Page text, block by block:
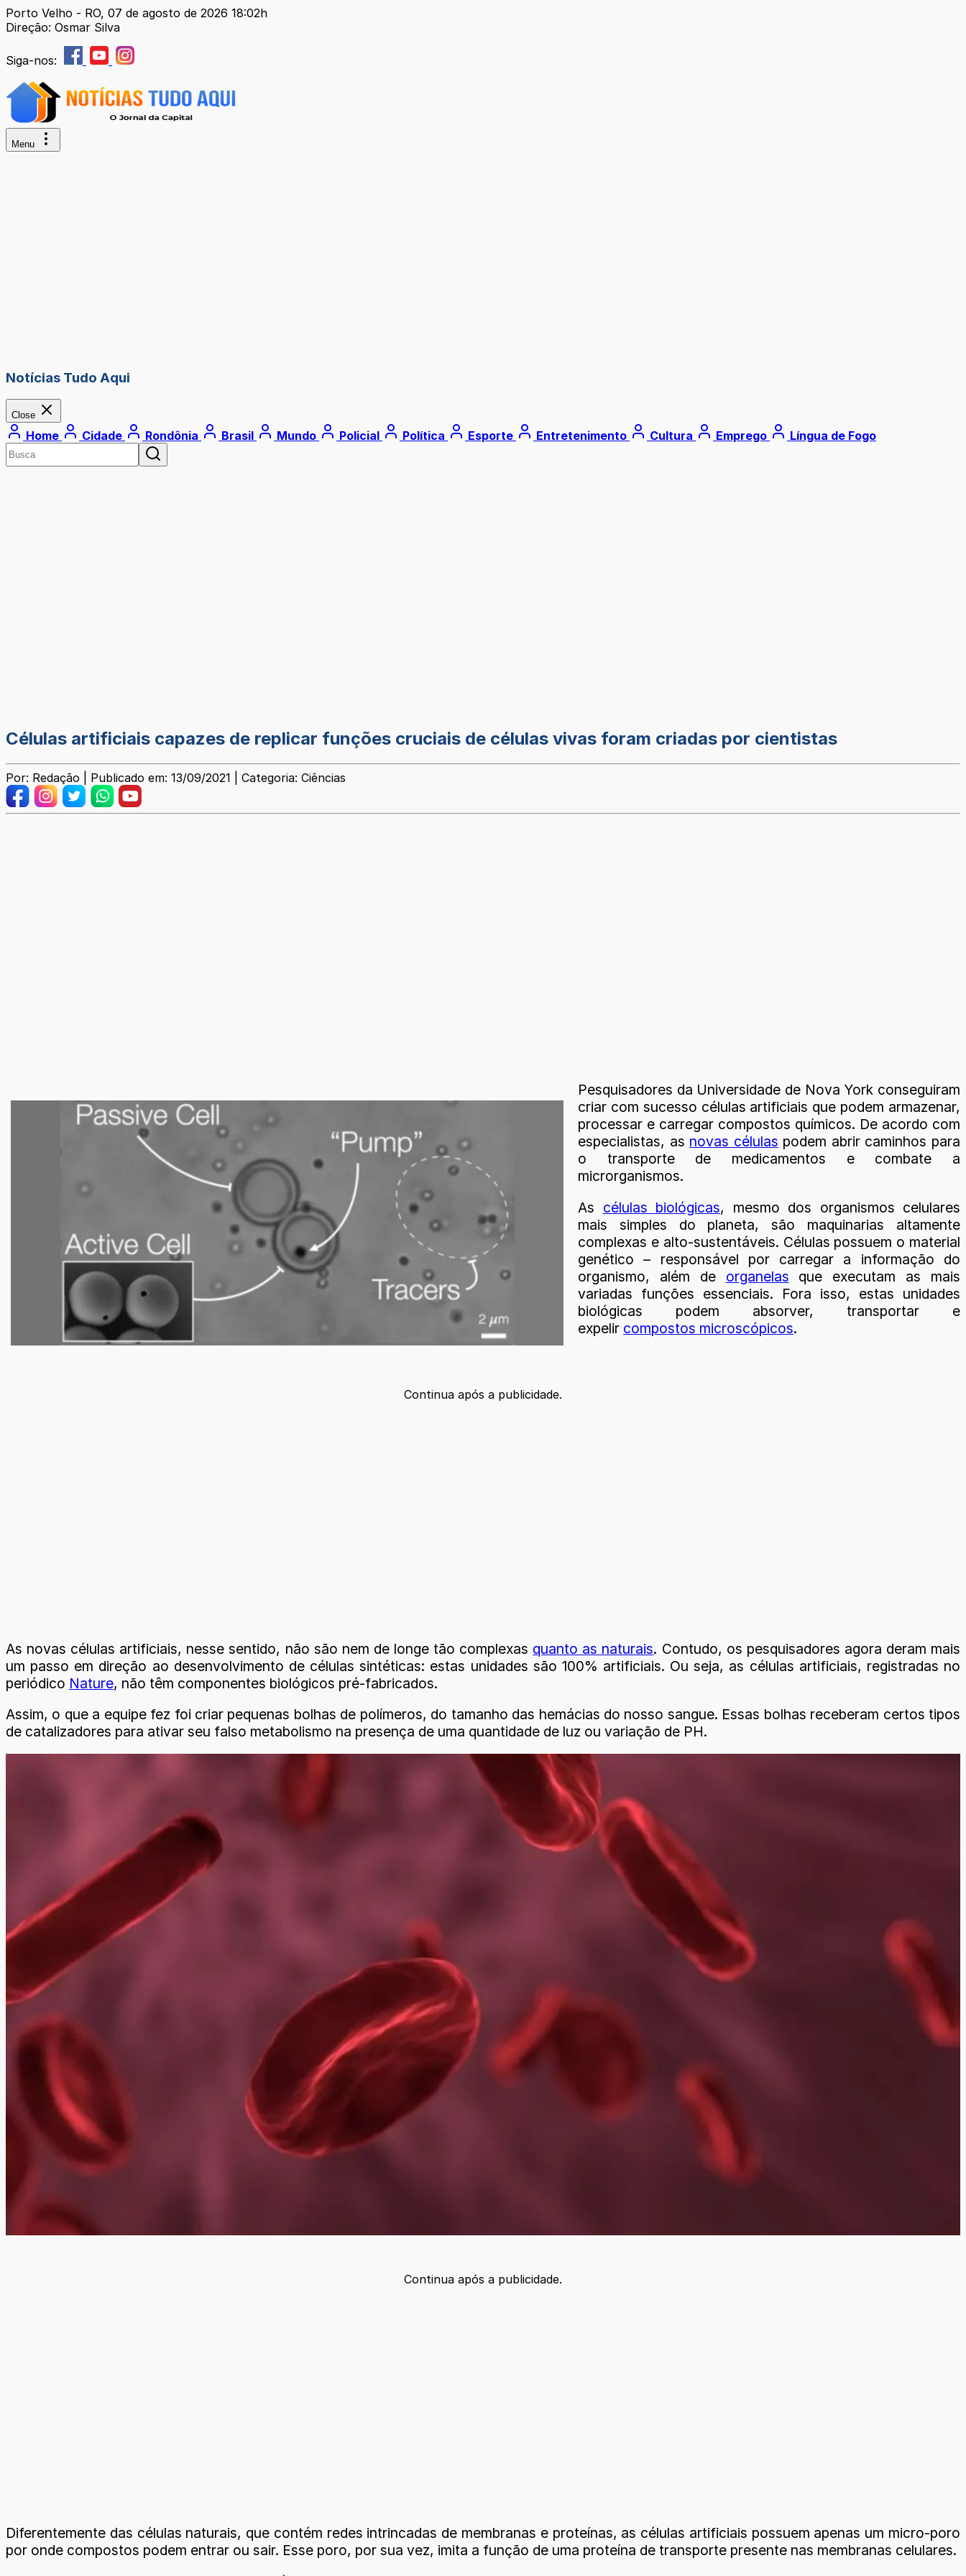
Porto Velho - RO, 07 de agosto de 2026 18:02h
Direção: Osmar Silva
Siga-nos:
Menu
Notícias Tudo Aqui
Close
Home Cidade Rondônia Brasil Mundo Policial Política Esporte Entretenimento Cultura Emprego Língua de Fogo
Células artificiais capazes de replicar funções cruciais de células vivas foram criadas por cientistas
Por: Redação | Publicado em: 13/09/2021 | Categoria: Ciências
Pesquisadores da Universidade de Nova York conseguiram
criar com sucesso células artificiais que podem armazenar,
processar e carregar compostos químicos. De acordo com
especialistas, as novas células podem abrir caminhos para
o transporte de medicamentos e combate a
microrganismos.
As células biológicas, mesmo dos organismos celulares
mais simples do planeta, são maquinarias altamente
complexas e alto-sustentáveis. Células possuem o material
genético – responsável por carregar a informação do
organismo, além de organelas que executam as mais
variadas funções essenciais. Fora isso, estas unidades
biológicas podem absorver, transportar e
expelir compostos microscópicos.
Continua após a publicidade.
As novas células artificiais, nesse sentido, não são nem de longe tão complexas quanto as naturais. Contudo, os pesquisadores agora deram mais
um passo em direção ao desenvolvimento de células sintéticas: estas unidades são 100% artificiais. Ou seja, as células artificiais, registradas no
periódico Nature, não têm componentes biológicos pré-fabricados.
Assim, o que a equipe fez foi criar pequenas bolhas de polímeros, do tamanho das hemácias do nosso sangue. Essas bolhas receberam certos tipos
de catalizadores para ativar seu falso metabolismo na presença de uma quantidade de luz ou variação de PH.
Continua após a publicidade.
Diferentemente das células naturais, que contém redes intrincadas de membranas e proteínas, as células artificiais possuem apenas um micro-poro
por onde compostos podem entrar ou sair. Esse poro, por sua vez, imita a função de uma proteína de transporte presente nas membranas celulares.